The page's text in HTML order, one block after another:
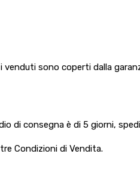
sono coperti dalla
di consegna è di 5 giorni,
Condizioni di Vendita.